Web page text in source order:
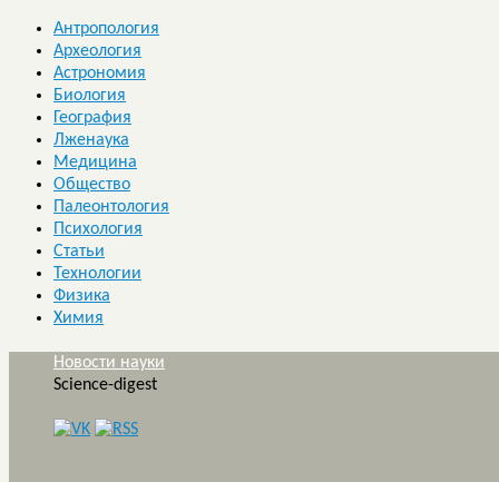
Антропология
Археология
Астрономия
Биология
География
Лженаука
Медицина
Общество
Палеонтология
Психология
Статьи
Технологии
Физика
Химия
Новости науки
Science-digest